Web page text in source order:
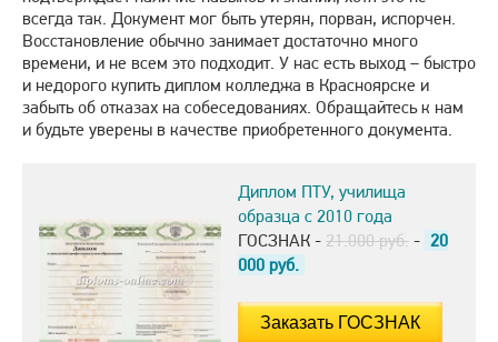
всегда так. Документ мог быть утерян, порван, испорчен.
Восстановление обычно занимает достаточно много
времени, и не всем это подходит. У нас есть выход – быстро
и недорого купить диплом колледжа в Красноярске и
забыть об отказах на собеседованиях. Обращайтесь к нам
и будьте уверены в качестве приобретенного документа.
Диплом ПТУ, училища
образца с 2010 года
ГОСЗНАК - 21.000 руб. - 20
000 руб.